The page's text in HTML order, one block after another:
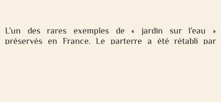
L’un des rares exemples de « jardin sur l’eau »
préservés en France. Le parterre a été rétabli par